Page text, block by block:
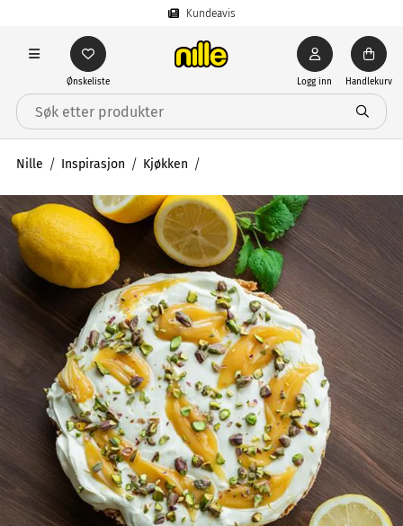
Kundeavis
Ønskeliste Logg inn Handlekurv
Nille Inspirasjon Kjøkken